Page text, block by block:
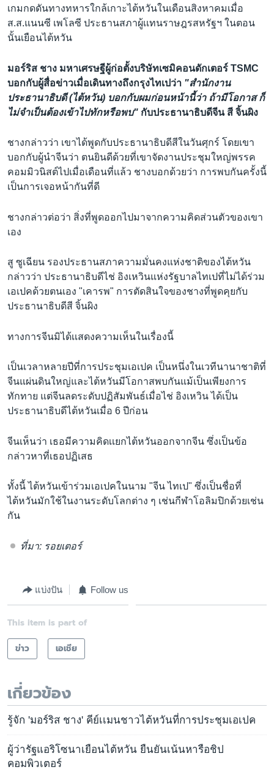
เกมกดดันทางทหารใกล้เกาะไต้หวันในเดือนสิงหาคมเมื่อ
ส.ส.แนนซี เพโลซี ประธานสภาผู้เเทนราษฎรสหรัฐฯ ในตอน
นั้นเยือนไต้หวัน
มอร์ริส ชาง มหาเศรษฐีผู้ก่อตั้งบริษัทเซมิคอนดักเตอร์ TSMC
บอกกับผู้สื่อข่าวเมื่อเดินทางถึงกรุงไทเปว่า "สำนักงาน
ประธานาธิบดี (ไต้หวัน) บอกกับผมก่อนหน้านี้ว่า ถ้ามีโอกาส ก็
ไม่จำเป็นต้องเข้าไปทักหรือพบ" กับประธานาธิบดีจีน สี จิ้นผิง
ชางกล่าวว่า เขาได้พูดกับประธานาธิบดีสีในวันศุกร์ โดยเขา
บอกกับผู้นำจีนว่า ตนยินดีด้วยที่เขาจัดงานประชุมใหญ่พรรค
คอมมิวนิสต์ไปเมื่อเดือนที่เเล้ว ชางบอกด้วยว่า การพบกันครั้งนี้
เป็นการเจอหน้ากันที่ดี
ชางกล่าวต่อว่า สิ่งที่พูดออกไปมาจากความคิดส่วนตัวของเขา
เอง
สู ซูเฉียน รองประธานสภาความมั่นคงแห่งชาติของไต้หวัน
กล่าวว่า ประธานาธิบดีไช่ อิงเหวินแห่งรัฐบาลไทเปที่ไม่ได้ร่วม
เอเปคด้วยตนเอง "เคารพ" การตัดสินใจของชางที่พูดคุยกับ
ประธานาธิบดีสี จิ้นผิง
ทางการจีนมิได้เเสดงความเห็นในเรื่องนี้
เป็นเวลาหลายปีที่การประชุมเอเปค เป็นหนึ่งในเวทีนานาชาติที่
จีนแผ่นดินใหญ่และไต้หวันมีโอกาสพบกันแม้เป็นเพียงการ
ทักทาย แต่จีนลดระดับปฏิสัมพันธ์เมื่อไช่ อิงเหวิน ได้เป็น
ประธานาธิบดีไต้หวันเมื่อ 6 ปีก่อน
จีนเห็นว่า เธอมีความคิดเเยกไต้หวันออกจากจีน ซึ่งเป็นข้อ
กล่าวหาที่เธอปฏิเสธ
ทั้งนี้ ไต้หวันเข้าร่วมเอเปคในนาม "จีน ไทเป" ซึ่งเป็นชื่อที่
ไต้หวันมักใช้ในงานระดับโลกต่าง ๆ เช่นกีฬาโอลิมปิกด้วยเช่น
กัน
ที่มา: รอยเตอร์
แบ่งปัน Follow us
This item is part of
ข่าว
เอเชีย
เกี่ยวข้อง
รู้จัก 'มอร์ริส ชาง' คีย์เเมนชาวไต้หวันที่การประชุมเอเปค
ผู้ว่ารัฐแอริโซนาเยือนไต้หวัน ยืนยันเน้นหารือชิป
คอมพิวเตอร์